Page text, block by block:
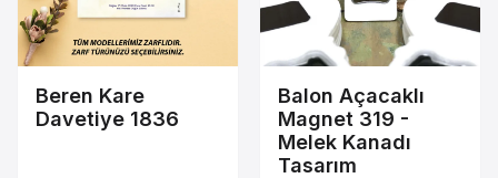
Beren Kare
Davetiye 1836
Balon Açacaklı
Magnet 319 -
Melek Kanadı
Tasarım